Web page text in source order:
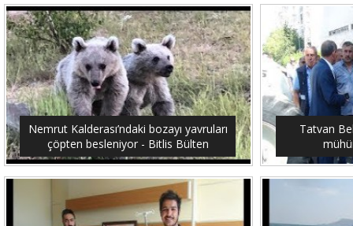
Nemrut Kalderası’ndaki bozayı yavruları
çöpten besleniyor - Bitlis Bülten
Tatvan